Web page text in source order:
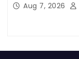
Aug 7, 2026